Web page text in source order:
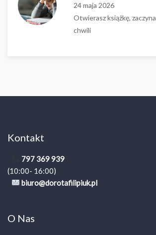
24 maja 2026
Otwierasz książkę,
chwili
Kontakt
797 369 939
(10:00- 16:00)
biuro@dorotafilipiuk.pl
O Nas